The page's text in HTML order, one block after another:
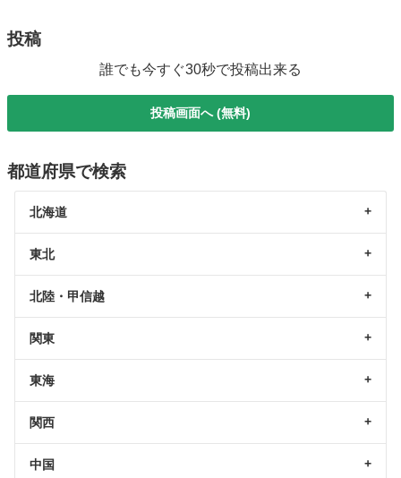
投稿
誰でも今すぐ30秒で投稿出来る
投稿画面へ (無料)
都道府県で検索
北海道
東北
北陸・甲信越
関東
東海
関西
中国